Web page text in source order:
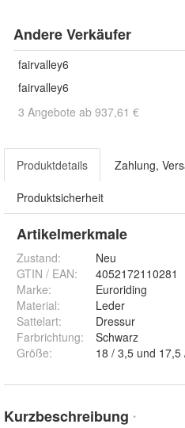
Andere Verkäufer
fairvalley6
fairvalley6
3 Angebote ab 937,61 €
Produktdetails Zahlung,
Produktsicherheit
Artikelmerkmale
Zustand:
Neu
GTIN / EAN:
4052172110281
Marke:
Euroriding
Material:
Leder
Sattelart:
Dressur
Farbrichtung:
Schwarz
Größe: 18 / 3,5 und
Kurzbeschreibung *